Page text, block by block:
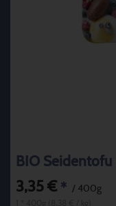
BIO Seidentofu
3,35 € * / 400g